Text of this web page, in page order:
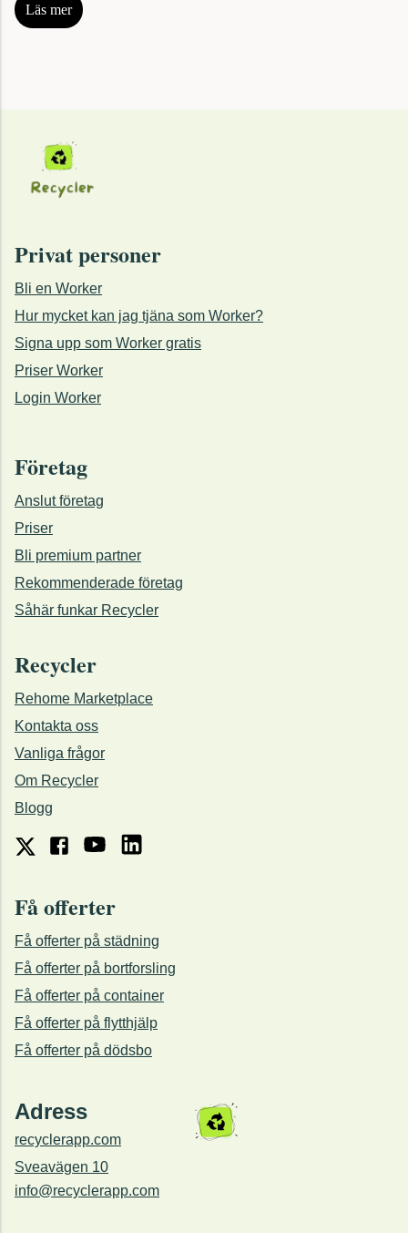
Läs mer
Privat personer
Bli en Worker
Hur mycket kan jag tjäna som Worker?
Signa upp som Worker gratis
Priser Worker
Login Worker
Företag
Anslut företag
Priser
Bli premium partner
Rekommenderade företag
Såhär funkar Recycler
Recycler
Rehome Marketplace
Kontakta oss
Vanliga frågor
Om Recycler
Blogg
Få offerter
Få offerter på städning
Få offerter på bortforsling
Få offerter på container
Få offerter på flytthjälp
Få offerter på dödsbo
Adress
recyclerapp.com
Sveavägen 10
info@recyclerapp.com